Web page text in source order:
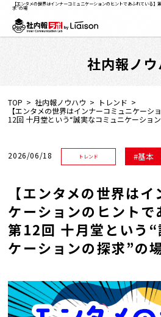
社内報ノウ
セミナー情報
動画コーナ
支援実績
トレンド用
【エンタメの世界はインナーコミュニケーションのヒントであふれている
求”の場
社内報ノウ
TOP 社内報ノウハウ
トレンド
【エンタメの世界はインナーコミュニケーシ
12回 十月堂という“誠実なコミュニケーショ
2026/06/18 トレンド 基本
【エンタメの世界は
ケーションのヒントで
第12回 十月堂という
ケーションの探求”の